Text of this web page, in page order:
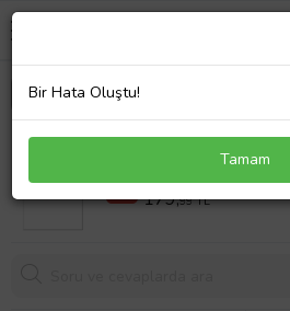
Teflon Kek Kalıbı Küçük Boy
%35 276,79 TL
179,99 TL
Bir Hata Oluştu!
Tamam